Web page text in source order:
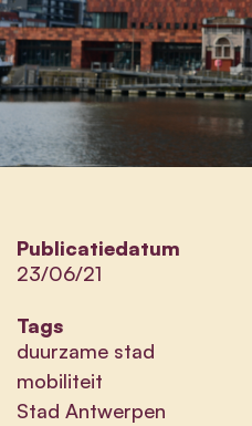
Publicatiedatum
23/06/21
Tags
duurzame stad
mobiliteit
Stad Antwerpen